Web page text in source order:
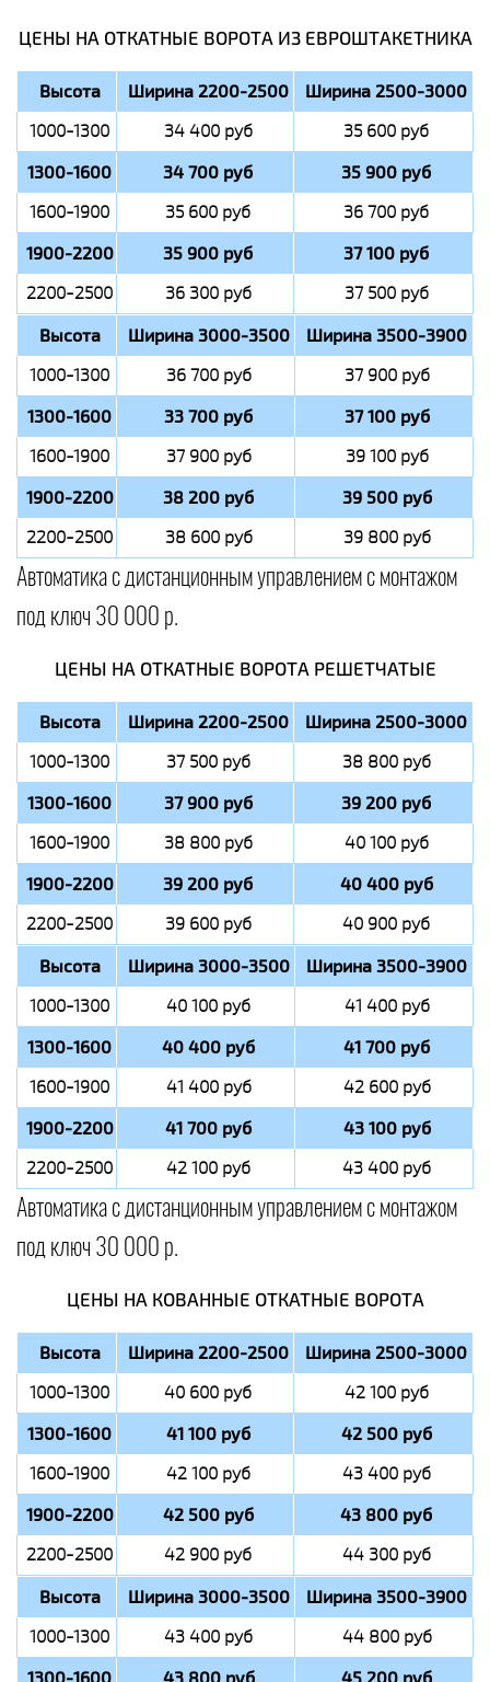
ЦЕНЫ НА ОТКАТНЫЕ ВОРОТА ИЗ ЕВРОШТАКЕТНИКА
Высота Ширина 2200-2500 Ширина 2500-3000
1000-1300 34 400 руб 35 600 руб
1300-1600 34 700 руб 35 900 руб
1600-1900 35 600 руб 36 700 руб
1900-2200 35 900 руб 37 100 руб
2200-2500 36 300 руб 37 500 руб
Высота Ширина 3000-3500 Ширина 3500-3900
1000-1300 36 700 руб 37 900 руб
1300-1600 33 700 руб 37 100 руб
1600-1900 37 900 руб 39 100 руб
1900-2200 38 200 руб 39 500 руб
2200-2500 38 600 руб 39 800 руб
Автоматика с дистанционным управлением с монтажом
под ключ 30 000 р.
ЦЕНЫ НА ОТКАТНЫЕ ВОРОТА РЕШЕТЧАТЫЕ
Высота Ширина 2200-2500 Ширина 2500-3000
1000-1300 37 500 руб 38 800 руб
1300-1600 37 900 руб 39 200 руб
1600-1900 38 800 руб 40 100 руб
1900-2200 39 200 руб 40 400 руб
2200-2500 39 600 руб 40 900 руб
Высота Ширина 3000-3500 Ширина 3500-3900
1000-1300 40 100 руб 41 400 руб
1300-1600 40 400 руб 41 700 руб
1600-1900 41 400 руб 42 600 руб
1900-2200 41 700 руб 43 100 руб
2200-2500 42 100 руб 43 400 руб
Автоматика с дистанционным управлением с монтажом
под ключ 30 000 р.
ЦЕНЫ НА КОВАННЫЕ ОТКАТНЫЕ ВОРОТА
Высота Ширина 2200-2500 Ширина 2500-3000
1000-1300 40 600 руб 42 100 руб
1300-1600 41 100 руб 42 500 руб
1600-1900 42 100 руб 43 400 руб
1900-2200 42 500 руб 43 800 руб
2200-2500 42 900 руб 44 300 руб
Высота Ширина 3000-3500 Ширина 3500-3900
1000-1300 43 400 руб 44 800 руб